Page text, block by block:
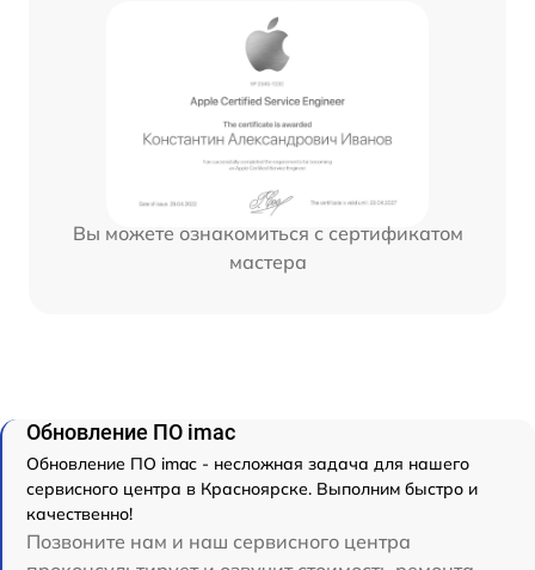
Вы можете ознакомиться с сертификатом
мастера
Обновление ПО imac
Обновление ПО imac - несложная задача для нашего
сервисного центра в Красноярске. Выполним быстро и
качественно!
Позвоните нам и наш сервисного центра